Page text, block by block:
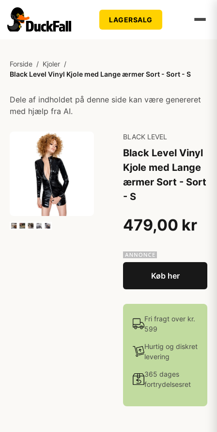
LAGERSALG
Forside / Kjoler /
Black Level Vinyl Kjole med Lange ærmer Sort - Sort - S
Dele af indholdet på denne side kan være genereret
med hjælp fra AI.
BLACK LEVEL
Black Level Vinyl
Kjole med Lange
ærmer Sort - Sort
- S
479,00 kr
Køb her
Fri fragt over kr.
599
Hurtig og diskret
levering
365 dages
fortrydelsesret